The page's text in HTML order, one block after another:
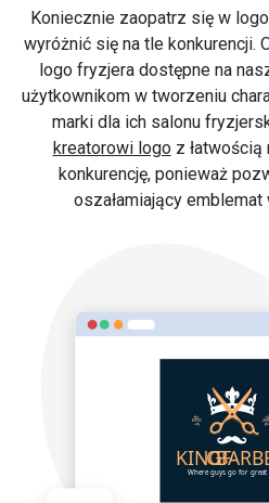
Koniecznie zaopatrz się w
wyróżnić się na tle konkurencji.
logo fryzjera dostępne na
użytkownikom w tworzeniu
marki dla ich salonu
kreatorowi logoz łatwością
konkurencję, ponieważ
oszałamiający